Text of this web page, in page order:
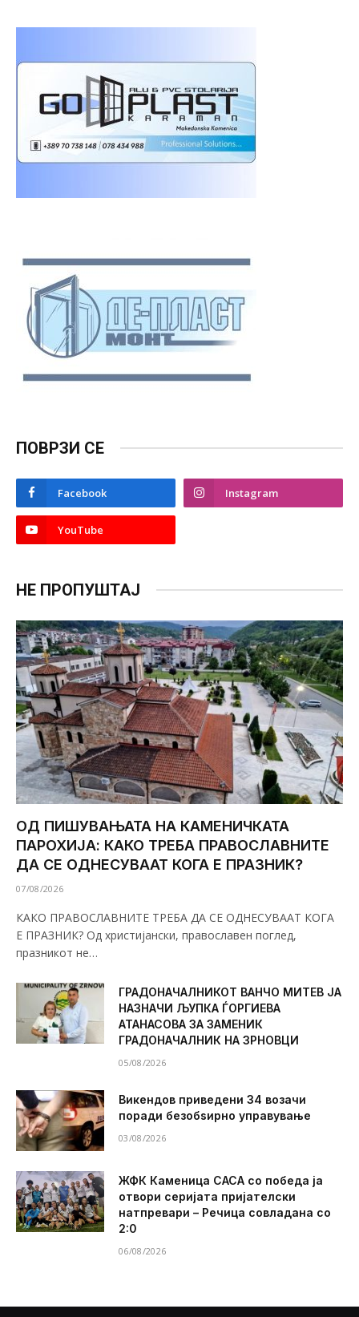
ПОВРЗИ СЕ
Facebook Instagram
YouTube
НЕ ПРОПУШТАЈ
ОД ПИШУВАЊАТА НА КАМЕНИЧКАТА
ПАРОХИЈА: КАКО ТРЕБА ПРАВОСЛАВНИТЕ
ДА СЕ ОДНЕСУВААТ КОГА Е ПРАЗНИК?
07/08/2026
КАКО ПРАВОСЛАВНИТЕ ТРЕБА ДА СЕ ОДНЕСУВААТ КОГА
Е ПРАЗНИК? Од христијански, православен поглед,
празникот не…
ГРАДОНАЧАЛНИКОТ ВАНЧО МИТЕВ ЈА
НАЗНАЧИ ЉУПКА ЃОРГИЕВА
АТАНАСОВА ЗА ЗАМЕНИК
ГРАДОНАЧАЛНИК НА ЗРНОВЦИ
05/08/2026
Викендов приведени 34 возачи
поради безобѕирно управување
03/08/2026
ЖФК Каменица САСА со победа ја
отвори серијата пријателски
натпревари – Речица совладана со
2:0
06/08/2026